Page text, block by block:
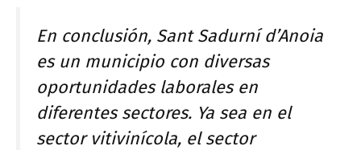
En conclusión, Sant Sadurní d’Anoia
es un municipio con diversas
oportunidades laborales en
diferentes sectores. Ya sea en el
sector vitivinícola, el sector